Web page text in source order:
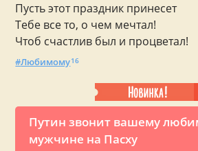
Путин звонит вашему
мужчине на Пасху
Пусть этот праздник принесет
Тебе все то, о чем мечтал!
Чтоб счастлив был и процветал!
Любимому16